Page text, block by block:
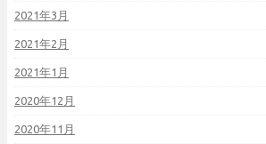
2021年3月
2021年2月
2021年1月
2020年12月
2020年11月